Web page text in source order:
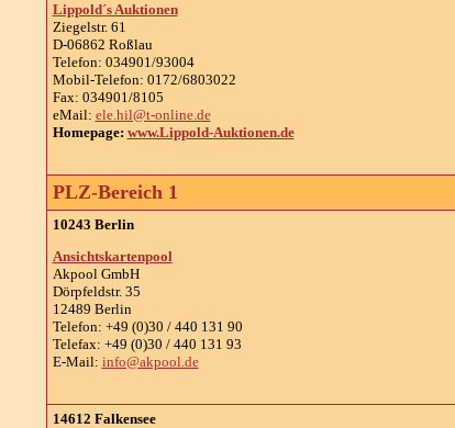
Lippold´s Auktionen
Ziegelstr. 61
D-06862 Roßlau
Telefon: 034901/93004
Mobil-Telefon: 0172/6803022
Fax: 034901/8105
eMail: ele.hil@t-online.de
Homepage: www.Lippold-Auktionen.de
PLZ-Bereich 1
10243 Berlin
Ansichtskartenpool
Akpool GmbH
Dörpfeldstr. 35
12489 Berlin
Telefon: +49 (0)30 / 440 131 90
Telefax: +49 (0)30 / 440 131 93
E-Mail: info@akpool.de
14612 Falkensee